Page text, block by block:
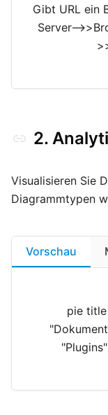
Gibt URL ein
Server--
2.
Visualisieren Sie
Diagrammtypen
Vorschau
pie